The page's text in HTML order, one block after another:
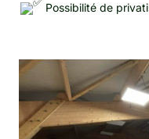
Possibilité de